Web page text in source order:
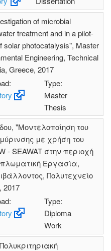
of microbial
treatment and in a pilot-
solar photocatalysis", Master
Engineering, Technical
Greece, 2017
Type:
Master
Thesis
"Μοντελοποίηση του
με χρήση του
- SEAWAT στην περιοχή
Εργασία,
Πολυτεχνείο
Type:
Diploma
Work